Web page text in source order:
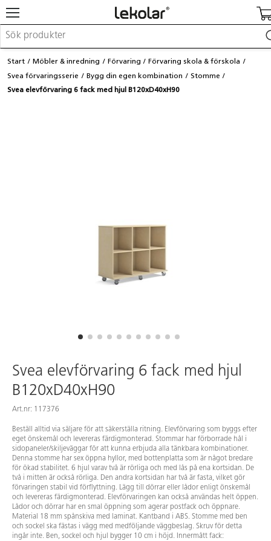
Möbler & inredning
Lekplatsutrustning & utemiljö
Skapa
Leka
Start Möbler & inredning Förvaring
Förvaring skola & förskola
Svea förvaringsserie
Bygg din egen kombination
Stomme
Svea elevförvaring 6 fack med hjul B120xD40xH90
Svea elevförvaring 6 fack med hjul
B120xD40xH90
Art.nr: 117376
Beställ alltid via säljare för att säkerställa ritning. Elevförvaring som byggs efter
eget önskemål och levereras färdigmonterad. Stommar har förborrade hål i
sidopaneler/skiljeväggar för att kunna erbjuda alla tänkbara kombinationer.
Denna stomme har sex öppna hyllor, med bottenplatta som är något bredare
för ökad stabilitet. 6 hjul varav två är rörliga och med lås på ena kortsidan. De
två i mitten är också rörliga. Den andra kortsidan har två är fasta, vilket gör
förvaringen stabil vid förflyttning. Lägg till dörrar eller lådor enligt önskemål
och levereras färdigmonterad. Elevförvaringen kan också användas helt öppen.
Lådor och dörrar har en smal öppning som agerar postfack och öppnare.
Material 18 mm spånskiva med laminat. Kantband i ABS. Stomme med ben
och sockel ska fästas i vägg med medföljande väggbeslag. Skruv för detta
ingår inte. Ben, sockel och hjul bygger 10 cm i höjd. Innermått fack: